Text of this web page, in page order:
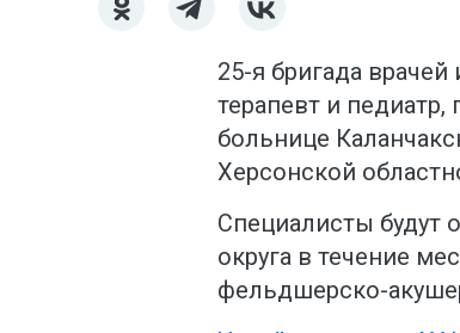
25-я бригада
терапевт и
больнице
Херсонской
Специалисты
округа в течение
фельдшерско-